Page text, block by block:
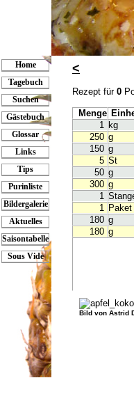
Home
Tagebuch
Suchen
Gästebuch
Glossar
Links
Tips
Purinliste
Bildergalerie
Aktuelles
Saisontabelle
Sous Vide
<
Rezept für 0
Menge
1 kg
250 g
150 g
5 St
50 g
300 g
1
1 Paket
180 g
180 g
Bild von Astrid